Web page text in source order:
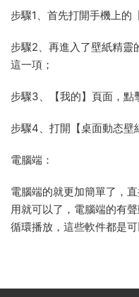
步驟1、首先打開手機上的
步驟2、再進入了壁紙精靈
這一項；
步驟3、【我的】頁面，點
步驟4、打開【桌面動态壁
電腦端：
電腦端的就更加簡單了，
用就可以了，電腦端的有
循環播放，這些軟件都是